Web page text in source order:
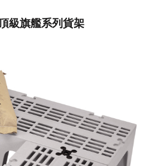
級旗艦系列貨架